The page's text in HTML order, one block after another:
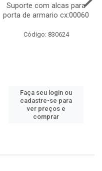
Suporte com alcas para
porta de armario cx:00060
Código: 830624
Faça seu login ou
cadastre-se para
ver preços e
comprar